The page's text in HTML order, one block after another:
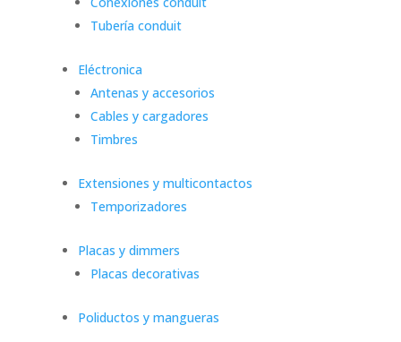
Tubería conduit
Eléctronica
Antenas y accesorios
Cables y cargadores
Timbres
Extensiones y multicontactos
Temporizadores
Placas y dimmers
Placas decorativas
Poliductos y mangueras